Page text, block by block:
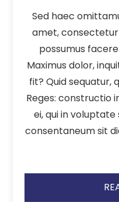
Sed haec
amet, consectetur
possumus facere
Maximus dolor,
fit? Quid sequatur,
Reges: constructio
ei, qui in
consentaneum sit